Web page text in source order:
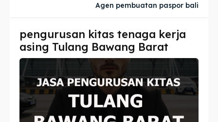
Imta
Legalisir
Apostille
Penerjemah
Imta
Legalisir
Apostille
Penerjemah
Agen pembuatan paspor bali
pengurusan kitas tenaga kerja
asing Tulang Bawang Barat